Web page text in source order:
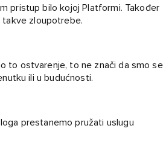
pristup bilo kojoj Platformi. Također
takve zloupotrebe.
to ostvarenje, to ne znači da smo se
ili u budućnosti.
prestanemo pružati uslugu